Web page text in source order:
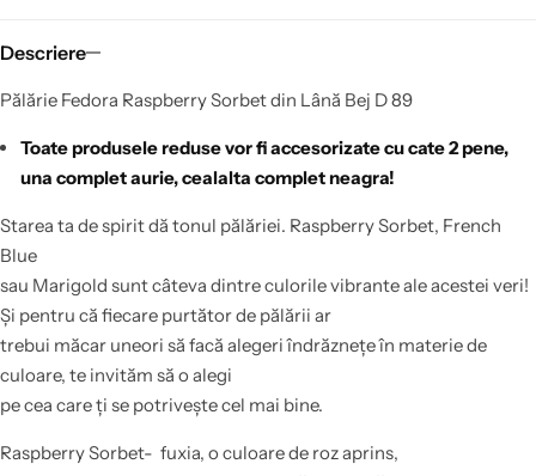
Descriere
Pălărie Fedora Raspberry Sorbet din Lână Bej D 89
Toate produsele reduse vor fi accesorizate cu cate 2 pene,
una complet aurie, cealalta complet neagra!
Starea ta de spiritdă tonul pălăriei. Raspberry Sorbet, French
Blue
sau Marigold suntcâteva dintreculorilevibrantealeacestei veri!
Și pentru că fiecare purtătorde pălării ar
trebui măcar uneori să facă alegeriîndrăznețeîn materie de
culoare, te invităm să o alegi
pecea careți se potriveștecel mai bine.
Raspberry Sorbet- fuxia, o culoare de roz aprins,